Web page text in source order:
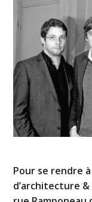
Pour se rendre
d’architecture